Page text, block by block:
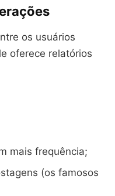
os usuários
oferece relatórios
mais frequência;
(os famosos